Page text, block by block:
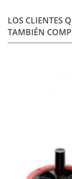
LOS CLIENTES
TAMBIÉN